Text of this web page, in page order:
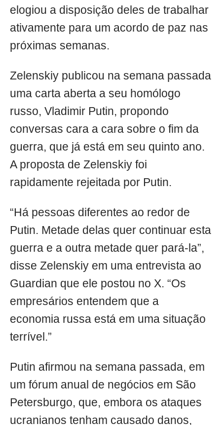
elogiou a disposição deles de trabalhar
ativamente para um acordo de paz nas
próximas semanas.
Zelenskiy publicou na semana passada
uma carta aberta a seu homólogo
russo, Vladimir Putin, propondo
conversas cara a cara sobre o fim da
guerra, que já está em seu quinto ano.
A proposta de Zelenskiy foi
rapidamente rejeitada por Putin.
“Há pessoas diferentes ao redor de
Putin. Metade delas quer continuar esta
guerra e a outra metade quer pará-la”,
disse Zelenskiy em uma entrevista ao
Guardian que ele postou no X. “Os
empresários entendem que a
economia russa está em uma situação
terrível.”
Putin afirmou na semana passada, em
um fórum anual de negócios em São
Petersburgo, que, embora os ataques
ucranianos tenham causado danos,